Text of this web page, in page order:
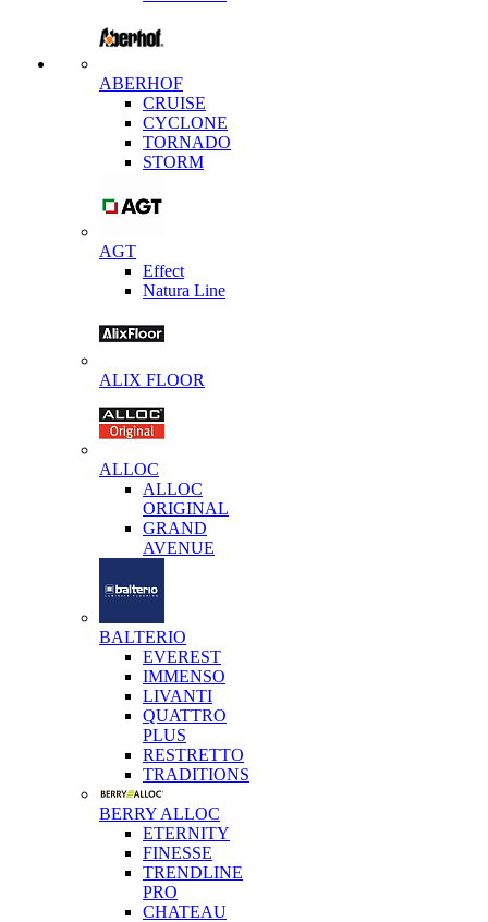
ABERHOF
CRUISE
CYCLONE
TORNADO
STORM
AGT
Effect
Natura Line
ALIX FLOOR
ALLOC
ALLOC
ORIGINAL
GRAND
AVENUE
BALTERIO
EVEREST
IMMENSO
LIVANTI
QUATTRO
PLUS
RESTRETTO
TRADITIONS
BERRY ALLOC
ETERNITY
FINESSE
TRENDLINE
PRO
CHATEAU